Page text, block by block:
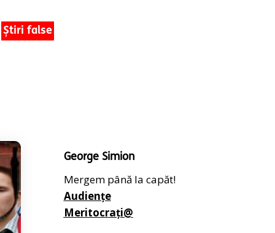
Știri false
George Simion
Mergem până la capăt!
Audiențe
Meritocrați@